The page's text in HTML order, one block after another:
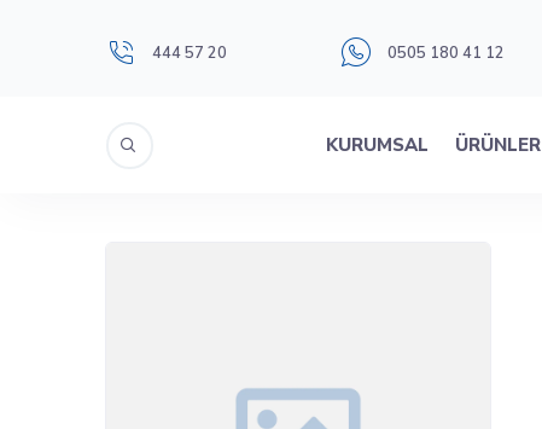
444 57 20 0505 180 41 12
KURUMSAL ÜRÜNLER